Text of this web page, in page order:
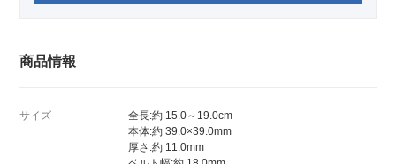
商品情報
サイズ
全長:約 15.0～19.0cm
本体:約 39.0×39.0mm
厚さ:約 11.0mm